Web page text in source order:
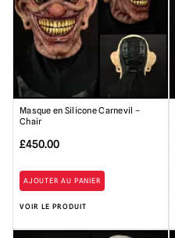
Masque en Silicone Carnevil –
Chair
£450.00
AJOUTER AU PANIER
VOIR LE PRODUIT